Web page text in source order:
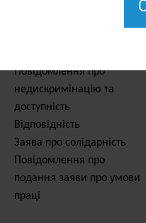
Повідомлення про
недискримінацію та
доступність
Відповідність
Заява про солідарність
Повідомлення про
подання заяви про умови
праці